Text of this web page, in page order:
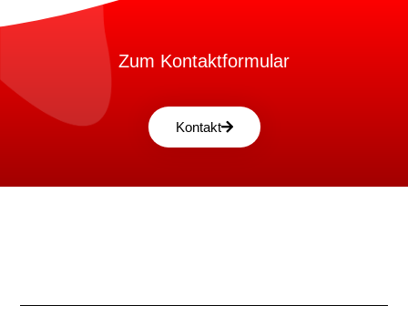
Zum Kontaktformular
Kontakt